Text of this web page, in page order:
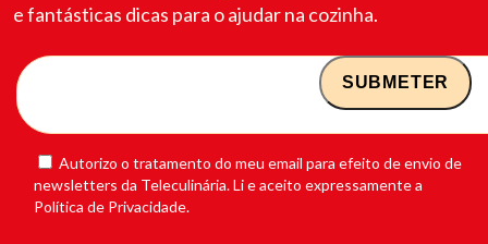
e fantásticas dicas para o ajudar na cozinha.
Autorizo o tratamento do meu email para efeito de envio de
newsletters da Teleculinária. Li e aceito expressamente a
Política de Privacidade.